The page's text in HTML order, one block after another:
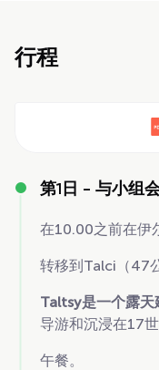
行程
第1日 - 与小组
在10.00之前在伊
转移到Talci（47
Taltsy是一个露天
导游和沉浸在17
午餐。